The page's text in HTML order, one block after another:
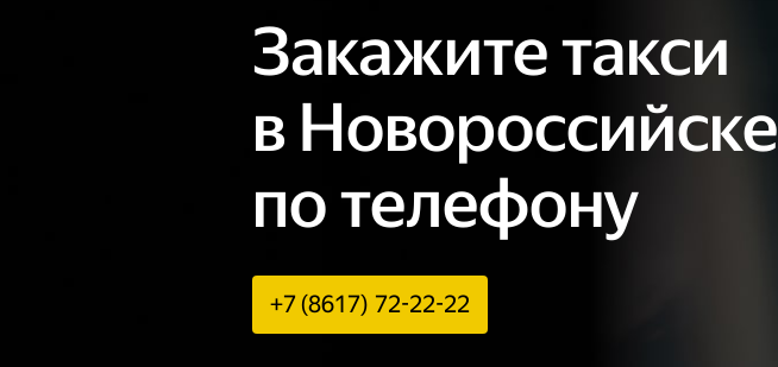
Закажите такси
в Новороссийске
по телефону
+7 (8617) 72-22-22